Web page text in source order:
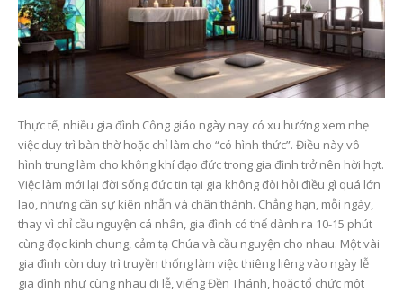
Thực tế, nhiều gia đình Công giáo ngày nay có xu hướng xem nhẹ
việc duy trì bàn thờ hoặc chỉ làm cho “có hình thức”. Điều này vô
hình trung làm cho không khí đạo đức trong gia đình trở nên hời hợt.
Việc làm mới lại đời sống đức tin tại gia không đòi hỏi điều gì quá lớn
lao, nhưng cần sự kiên nhẫn và chân thành. Chẳng hạn, mỗi ngày,
thay vì chỉ cầu nguyện cá nhân, gia đình có thể dành ra 10-15 phút
cùng đọc kinh chung, cảm tạ Chúa và cầu nguyện cho nhau. Một vài
gia đình còn duy trì truyền thống làm việc thiêng liêng vào ngày lễ
gia đình như cùng nhau đi lễ, viếng Đền Thánh, hoặc tổ chức một